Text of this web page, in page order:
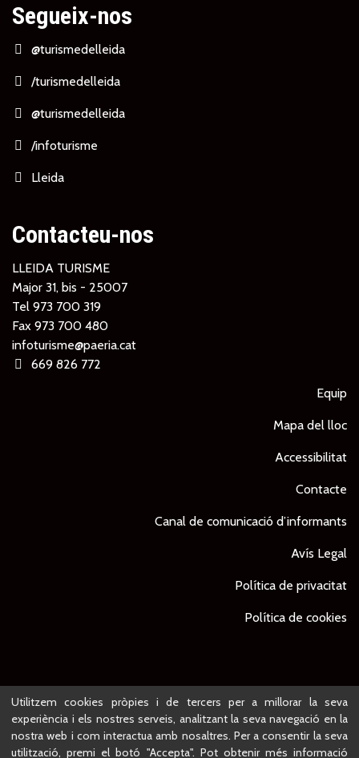
Segueix-nos
@turismedelleida
/turismedelleida
@turismedelleida
/infoturisme
Lleida
Contacteu-nos
LLEIDA TURISME
Major 31, bis - 25007
Tel 973 700 319
Fax 973 700 480
infoturisme@paeria.cat
669 826 772
Equip
Mapa del lloc
Accessibilitat
Contacte
Canal de comunicació d’informants
Avís Legal
Política de privacitat
Política de cookies
© Ajuntament de Lleida - Projecte desenvolupat per
Utilitzem cookies pròpies i de tercers per a millorar la seva
experiència i els nostres serveis, analitzant la seva navegació en la
nostra web i com interactua amb nosaltres. Per a consentir la seva
utilització, premi el botó "Accepta". Pot obtenir més informació